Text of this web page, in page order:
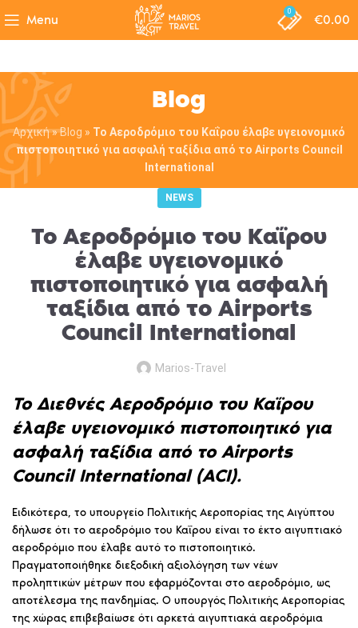
Menu
0
€0.00
Blog
Αρχική»Blog » Το Αεροδρόμιο του Καΐρου έλαβε υγειονομικό
πιστοποιητικό για ασφαλή ταξίδια από το Αirports Council
International
NEWS
Το Αεροδρόμιο του Καΐρου
έλαβε υγειονομικό
πιστοποιητικό για ασφαλή
ταξίδια από το Αirports
Council International
Marios-Travel
Το Διεθνές Αεροδρόμιο του Καΐρου
έλαβε υγειονομικό πιστοποιητικό για
ασφαλή ταξίδια από το Αirports
Council International (ΑCI).
Ειδικότερα, το υπουργείο Πολιτικής Αεροπορίας της Αιγύπτου
δήλωσε ότι το αεροδρόμιο του Καΐρου είναι το έκτο αιγυπτιακό
αεροδρόμιο που έλαβε αυτό το πιστοποιητικό.
Πραγματοποιήθηκε διεξοδική αξιολόγηση των νέων
προληπτικών μέτρων που εφαρμόζονται στο αεροδρόμιο, ως
αποτέλεσμα της πανδημίας. Ο υπουργός Πολιτικής Αεροπορίας
της χώρας επιβεβαίωσε ότι αρκετά αιγυπτιακά αεροδρόμια